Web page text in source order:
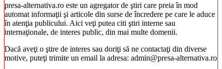
presa-alternativa.ro este un agregator de ştiri care preia în mod
automat informaţii şi articole din surse de încredere pe care le aduce
în atenţia publicului. Aici veţi putea citi ştiri interne sau
internaţionale, de interes public, din mai multe domenii.
Dacă aveţi o ştire de interes sau doriţi să ne contactaţi din diverse
motive, puteţi trimite un email la adresa: admin@presa-alternativa.ro